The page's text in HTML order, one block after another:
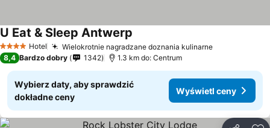
4 KategoriaHotel Wielokrotnie nagradzane doznania kulinarne
U Eat & Sleep Antwerp
8,4 Bardzo dobry 1342 1.3 km do: Centrum
Wybierz daty, aby sprawdzić
dokładne ceny
Wyświetl ceny